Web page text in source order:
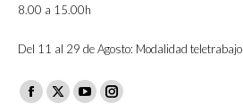
8.00 a 15.00h
Del 11 al 29 de Agosto: Modalidad teletrabajo
Facebook
X
YouTubeInstagram